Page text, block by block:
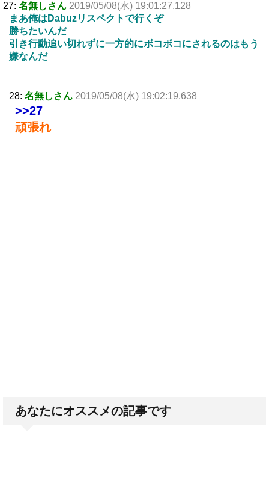
27: 名無しさん 2019/05/08(水) 19:01:27.128
まあ俺はDabuzリスペクトで行くぞ
勝ちたいんだ
引き行動追い切れずに一方的にボコボコにされるのはもう
嫌なんだ
28: 名無しさん 2019/05/08(水) 19:02:19.638
>>27
頑張れ
あなたにオススメの記事です